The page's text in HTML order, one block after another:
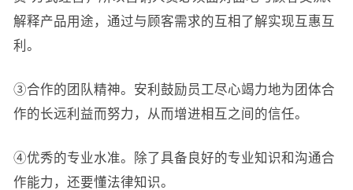
解释产品用途，通过与顾客需求的互相了解实现互惠互
利。
③合作的团队精神。安利鼓励员工尽心竭力地为团体合
作的长远利益而努力，从而增进相互之间的信任。
④优秀的专业水准。除了具备良好的专业知识和沟通合
作能力，还要懂法律知识。